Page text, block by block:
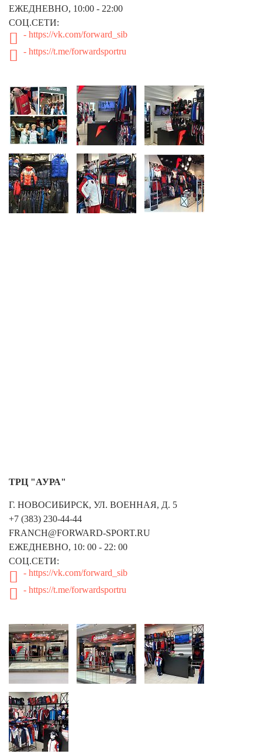
ЕЖЕДНЕВНО, 10:00 - 22:00
СОЦ.СЕТИ:
- https://vk.com/forward_sib
- https://t.me/forwardsportru
ТРЦ "АУРА"
Г. НОВОСИБИРСК, УЛ. ВОЕННАЯ, Д. 5
+7 (383) 230-44-44
FRANCH@FORWARD-SPORT.RU
ЕЖЕДНЕВНО, 10: 00 - 22: 00
СОЦ.СЕТИ:
- https://vk.com/forward_sib
- https://t.me/forwardsportru